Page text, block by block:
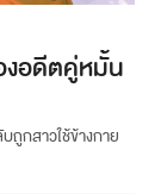
งอดีตคู่หมั้น
กสาวใช้ข้างกาย